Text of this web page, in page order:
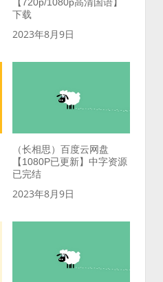
【720p/1080p高清国语】
下载
2023年8月9日
（长相思）百度云网盘
【1080P已更新】中字资源
已完结
2023年8月9日